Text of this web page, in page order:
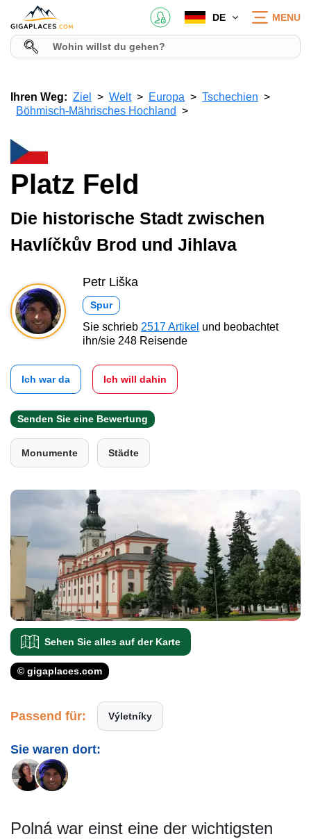
DE MENU
Ihren Weg: Ziel Welt Europa
Tschechien
Böhmisch-Mährisches Hochland
Platz Feld
Die historische Stadt zwischen
Havlíčkův Brod und Jihlava
Petr Liška
Spur
Sie schrieb 2517 Artikel und beobachtet
ihn/sie 248 Reisende
Ich war da Ich will dahin
Senden Sie eine Bewertung
Monumente Städte
Sehen Sie alles auf der Karte
© gigaplaces.com
Passend für: Výletníky
Sie waren dort:
Polná war einst eine der wichtigsten